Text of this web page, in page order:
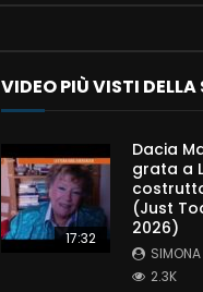
VIDEO PIÙ VISTI
17:32
Dacia
grata a
(Just
2026)
2.3K